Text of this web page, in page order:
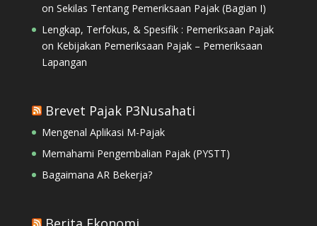
on Sekilas Tentang Pemeriksaan Pajak (Bagian I)
Lengkap, Terfokus, & Spesifik : Pemeriksaan Pajak
on Kebijakan Pemeriksaan Pajak – Pemeriksaan
Lapangan
Brevet Pajak P3Nusahati
Mengenal Aplikasi M-Pajak
Memahami Pengembalian Pajak (PYSTT)
Bagaimana AR Bekerja?